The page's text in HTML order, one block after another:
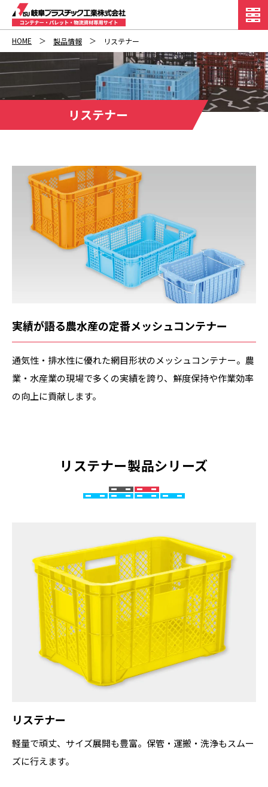
HOME 製品情報 リステナー
リステナー
実績が語る農水産の定番メッシュコンテナー
通気性・排水性に優れた網目形状のメッシュコンテナー。農
業・水産業の現場で多くの実績を誇り、鮮度保持や作業効率
の向上に貢献します。
リステナー製品シリーズ
リステナー
軽量で頑丈、サイズ展開も豊富。保管・運搬・洗浄もスムー
ズに行えます。